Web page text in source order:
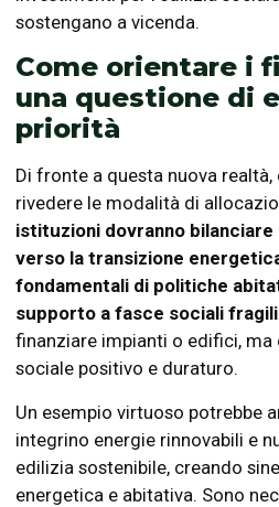
sostengano a vicenda.
Come orientare i
una questione di
priorità
Di fronte a questa nuova
rivedere le modalità di
istituzioni dovranno bilanciare
verso la transizione
fondamentali di politiche
supporto a fasce sociali
finanziare impianti o edifici,
sociale positivo e duraturo.
Un esempio virtuoso potrebbe
integrino energie rinnovabili e
edilizia sostenibile, creando
energetica e abitativa. Sono